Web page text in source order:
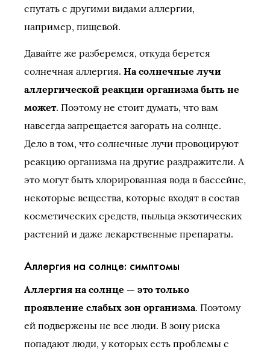
спутать с другими видами аллергии,
например, пищевой.
Давайте же разберемся, откуда берется
солнечная аллергия. На солнечные лучи
аллергической реакции организма быть не
может. Поэтому не стоит думать, что вам
навсегда запрещается загорать на солнце.
Дело в том, что солнечные лучи провоцируют
реакцию организма на другие раздражители. А
это могут быть хлорированная вода в бассейне,
некоторые вещества, которые входят в состав
косметических средств, пыльца экзотических
растений и даже лекарственные препараты.
Аллергия на солнце: симптомы
Аллергия на солнце — это только
проявление слабых зон организма. Поэтому
ей подвержены не все люди. В зону риска
попадают люди, у которых есть проблемы с